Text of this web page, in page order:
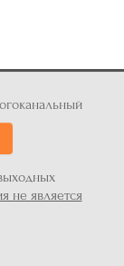
не является